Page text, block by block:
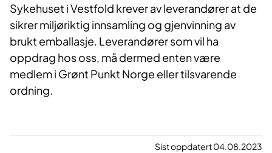
Sykehuset i Vestfold krever av leverandører at de
sikrer miljøriktig innsamling og gjenvinning av
brukt emballasje. Leverandører som vil ha
oppdrag hos oss, må dermed enten være
medlem i Grønt Punkt Norge eller tilsvarende
ordning.
Sist oppdatert 04.08.2023